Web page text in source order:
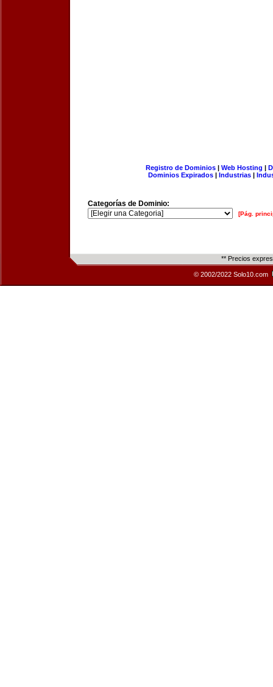
Registro de Dominios| Web Hosting |
Dominios Expirados | Industrias |
Categorías de Dominio:
[Pág.
** Precios
© 2002/2022 Solo10.com